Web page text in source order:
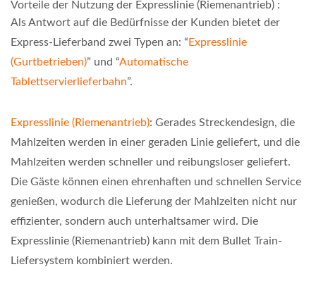
Vorteile der Nutzung der Expresslinie (Riemenantrieb) :
Als Antwort auf die Bedürfnisse der Kunden bietet der
Express-Lieferband zwei Typen an: “ Expresslinie
(Gurtbetrieben)” und “Automatische
Tablettservierlieferbahn”.
Expresslinie (Riemenantrieb): Gerades Streckendesign, die
Mahlzeiten werden in einer geraden Linie geliefert, und die
Mahlzeiten werden schneller und reibungsloser geliefert.
Die Gäste können einen ehrenhaften und schnellen Service
genießen, wodurch die Lieferung der Mahlzeiten nicht nur
effizienter, sondern auch unterhaltsamer wird. Die
Expresslinie (Riemenantrieb) kann mit dem Bullet Train-
Liefersystem kombiniert werden.